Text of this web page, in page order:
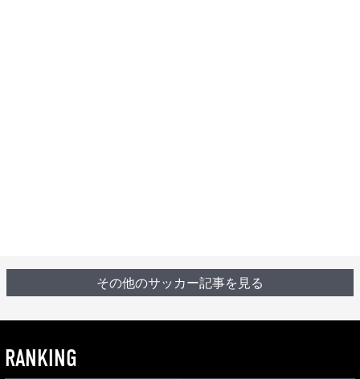
その他のサッカー記事を見る
RANKING